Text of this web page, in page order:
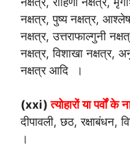
नक्षत्र, पुष्य नक्षत्र,
नक्षत्र, उत्तराफाल्गुनी
नक्षत्र, विशाखा नक्षत्र,
नक्षत्र आदि ।
(xxi)त्योहारों या पर्वों के
दीपावली, छठ,
।